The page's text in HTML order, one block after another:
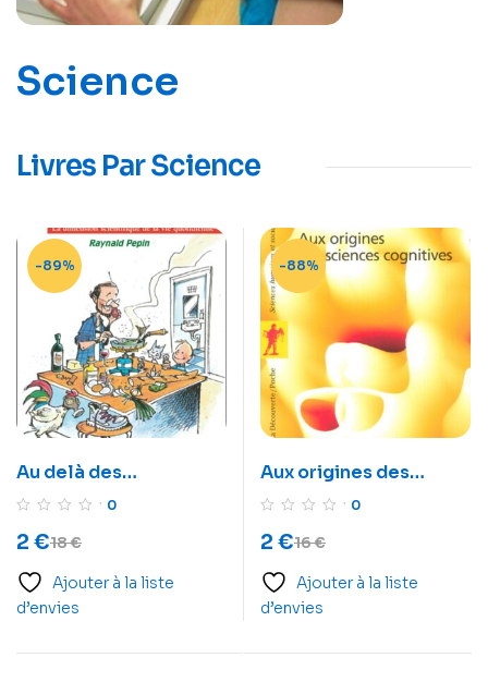
Science
Livres Par Science
-89%
Au delà des
apparences – La
de la vie quotidienne
0
18€
2 €
Ajouter à la liste
d’envies
-88%
Aux origines des
sciences cognitives
0
16€
2 €
Ajouter à la liste
d’envies